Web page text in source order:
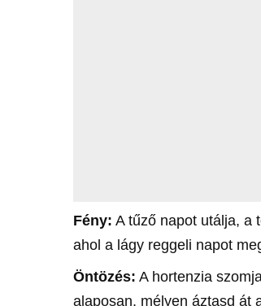
Fény: A tűző napot utálja, a
ahol a lágy reggeli napot
Öntözés: A hortenzia
alaposan, mélyen áztasd át